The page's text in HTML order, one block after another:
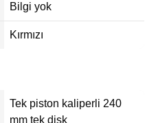
Bilgi yok
Kırmızı
Tek piston kaliperli 240
mm tek disk